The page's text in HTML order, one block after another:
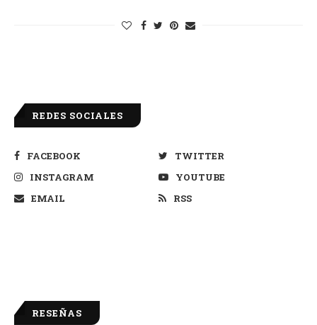
REDES SOCIALES
FACEBOOK
TWITTER
INSTAGRAM
YOUTUBE
EMAIL
RSS
RESEÑAS